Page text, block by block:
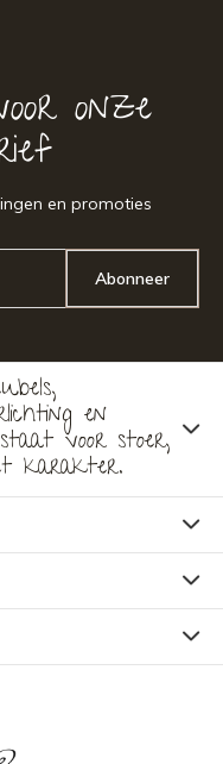
onze
en promoties
Abonneer
en
voor stoer,
karakter.